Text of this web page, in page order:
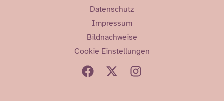
Datenschutz
Impressum
Bildnachweise
Cookie Einstellungen